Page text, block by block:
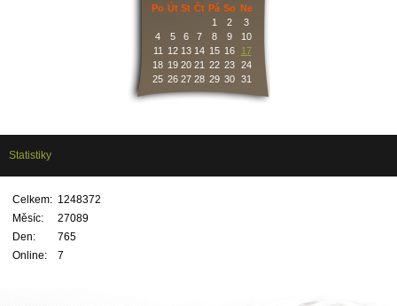
Po Út St Čt Pá So Ne
1
2
3
4
5 6 7 8 9
10
11
12 13 14 15 16
17
18 19 20 21 22 23 24
25 26 27 28 29 30 31
Statistiky
Online: 7
Celkem: 1248372
Měsíc:
27089
Den:
765